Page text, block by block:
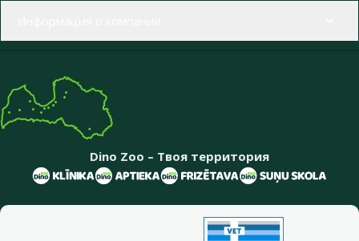
Dino Zoo – Твоя территория